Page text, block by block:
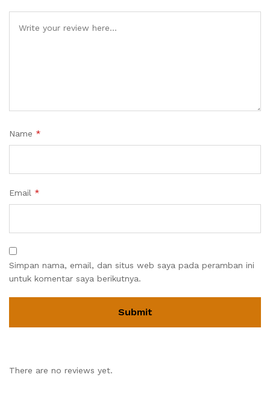
Name *
Email *
Simpan nama, email, dan situs web saya pada peramban ini
untuk komentar saya berikutnya.
There are no reviews yet.